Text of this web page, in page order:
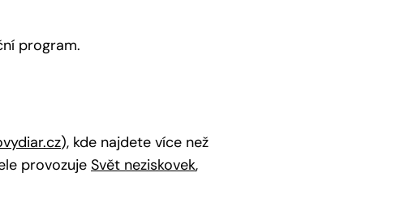
program.
), kde najdete více než
provozuje Svět neziskovek,